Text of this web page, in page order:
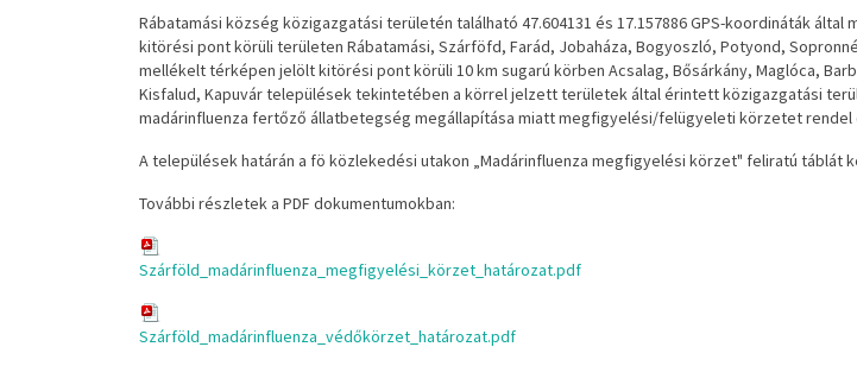
Rábatamási község közigazgatási területén található 47.604131 és 17.157886 GPS-koordináták
kitörési pont körüli területen Rábatamási, Szárföfd, Farád, Jobaháza, Bogyoszló, Potyond,
mellékelt térképen jelölt kitörési pont körüli 10 km sugarú körben Acsalag, Bősárkány, Maglóca,
Kisfalud, Kapuvár települések tekintetében a körrel jelzett területek által érintett közigazgatási
madárinfluenza fertőző állatbetegség megállapítása miatt megfigyelési/felügyeleti körzetet rendel
A települések határán a fö közlekedési utakon „Madárinfluenza megfigyelési körzet" feliratú táblát
További részletek a PDF dokumentumokban:
Szárföld_madárinfluenza_megfigyelési_körzet_határozat.pdf
Szárföld_madárinfluenza_védőkörzet_határozat.pdf